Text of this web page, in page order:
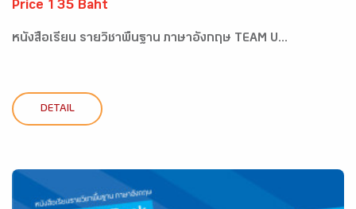
Price 135 Baht
หนังสือเรียน รายวิชาพื้นฐาน ภาษาอังกฤษ TEAM U...
DETAIL